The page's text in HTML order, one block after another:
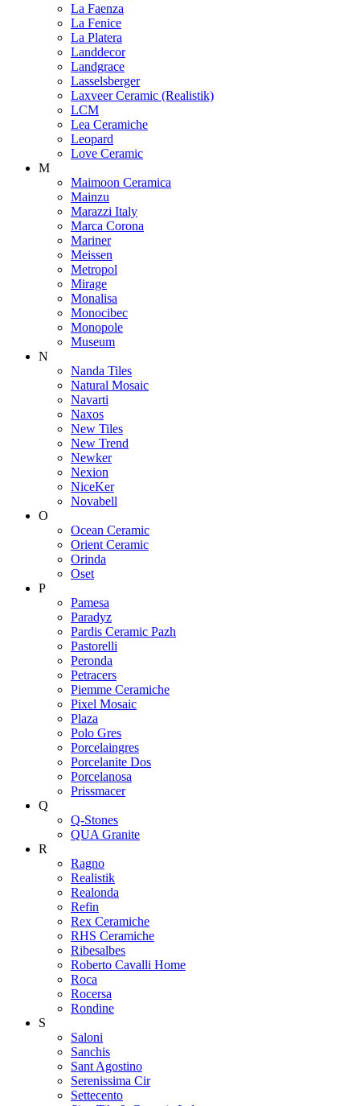
La Faenza
La Fenice
La Platera
Landdecor
Landgrace
Lasselsberger
Laxveer Ceramic (Realistik)
LCM
Lea Ceramiche
Leopard
Love Ceramic
M
Maimoon Ceramica
Mainzu
Marazzi Italy
Marca Corona
Mariner
Meissen
Metropol
Mirage
Monalisa
Monocibec
Monopole
Museum
N
Nanda Tiles
Natural Mosaic
Navarti
Naxos
New Tiles
New Trend
Newker
Nexion
NiceKer
Novabell
O
Ocean Ceramic
Orient Ceramic
Orinda
Oset
P
Pamesa
Paradyz
Pardis Ceramic Pazh
Pastorelli
Peronda
Petracers
Piemme Ceramiche
Pixel Mosaic
Plaza
Polo Gres
Porcelaingres
Porcelanite Dos
Porcelanosa
Prissmacer
Q
Q-Stones
QUA Granite
R
Ragno
Realistik
Realonda
Refin
Rex Ceramiche
RHS Ceramiche
Ribesalbes
Roberto Cavalli Home
Roca
Rocersa
Rondine
S
Saloni
Sanchis
Sant Agostino
Serenissima Cir
Settecento